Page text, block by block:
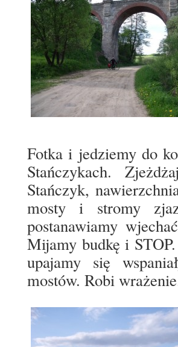
Fotka i jedziemy do
Stańczykach.
Stańczyk,
mosty i stromy
postanawiamy
Mijamy budkę i
upajamy się
mostów. Robi